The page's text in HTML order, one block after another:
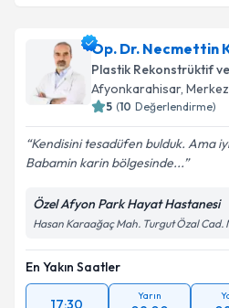
Op. Dr. Necmettin
Plastik Rekonstrüktif
Afyonkarahisar, Merkez
5 (10 Değerlendirme)
Kendisini tesadüfen bulduk. Ama iyi
Babamin karin bölgesinde...
Özel Afyon Park Hayat Hastanesi
Hasan Karaağaç Mah. Turgut Özal
En Yakın Saatler
17:30
Yarın